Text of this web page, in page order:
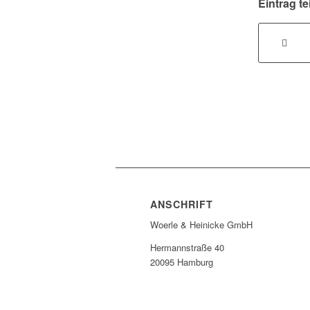
Eintrag
ANSCHRIFT
Woerle & Heinicke GmbH
Hermannstraße 40
20095 Hamburg